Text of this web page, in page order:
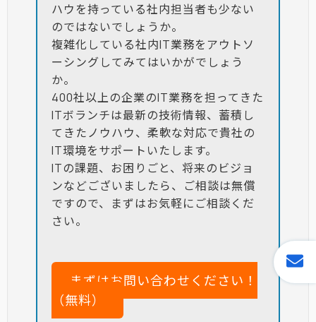
ハウを持っている社内担当者も少ない
のではないでしょうか。
複雑化している社内IT業務をアウトソ
ーシングしてみてはいかがでしょう
か。
400社以上の企業のIT業務を担ってきた
ITボランチは最新の技術情報、蓄積し
てきたノウハウ、柔軟な対応で貴社の
IT環境をサポートいたします。
ITの課題、お困りごと、将来のビジョ
ンなどございましたら、ご相談は無償
ですので、まずはお気軽にご相談くだ
さい。
まずはお問い合わせください！
（無料）